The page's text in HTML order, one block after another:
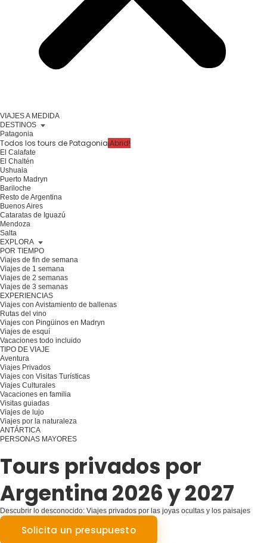
VIAJES A MEDIDA
DESTINOS
Patagonia
Todos los tours de Patagonia¡Abrid!
El Calafate
El Chaltén
Ushuaia
Puerto Madryn
Bariloche
Resto de Argentina
Buenos Aires
Cataratas de Iguazú
Mendoza
Salta
EXPLORA
POR TIEMPO
Viajes de fin de semana
Viajes de 1 semana
Viajes de 2 semanas
Viajes de 3 semanas
EXPERIENCIAS
Viajes con Avistamiento de ballenas
Rutas del vino
Viajes con Pingüinos en Madryn
Viajes de esquí
Vacaciones todo incluido
TIPO DE VIAJE
Aventura
Viajes Privados
Viajes con Visitas Turísticas
Viajes Culturales
Vacaciones en familia
Visitas guiadas
Viajes de lujo
Viajes por la naturaleza
ANTÁRTICA
PERSONAS MAYORES
Tours privados por
Argentina 2026 y 2027
Descubrir lo desconocido: Viajes privados por las joyas ocultas y los paisajes
emblemáticos de Argentina
Solicita un presupuesto